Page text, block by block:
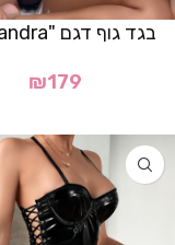
בגד גוף דגם "Casandra"
₪179